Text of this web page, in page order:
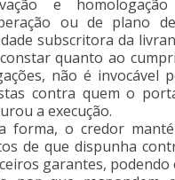
e
ou de plano
subscritora da
quanto ao
não é invocável
contra quem o
a execução.
forma, o credor
de que dispunha
garantes, podendo